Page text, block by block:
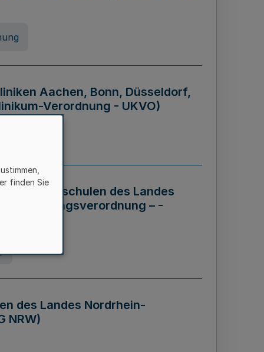
Aachen, Bonn, Düsseldorf,
Verordnung - UKVO)
der Hochschulen des Landes
– -
des Landes Nordrhein-
NRW)
finden Sie